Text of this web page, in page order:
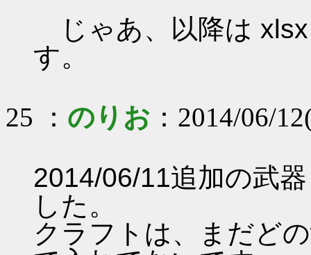
じゃあ、以降は
す。
25 ： のりお ：2014/06/
2014/06/11追加の武
した。
クラフトは、まだど